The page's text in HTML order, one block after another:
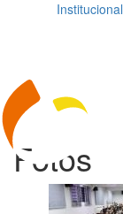
Institucional
Fotos